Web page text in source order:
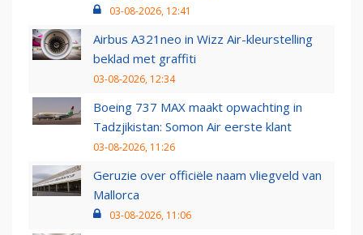
03-08-2026, 12:41
Airbus A321neo in Wizz Air-kleurstelling
beklad met graffiti
03-08-2026, 12:34
Boeing 737 MAX maakt opwachting in
Tadzjikistan: Somon Air eerste klant
03-08-2026, 11:26
Geruzie over officiële naam vliegveld van
Mallorca
03-08-2026, 11:06